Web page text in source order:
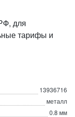
для
тарифы и
13936716
металл
0.8 мм